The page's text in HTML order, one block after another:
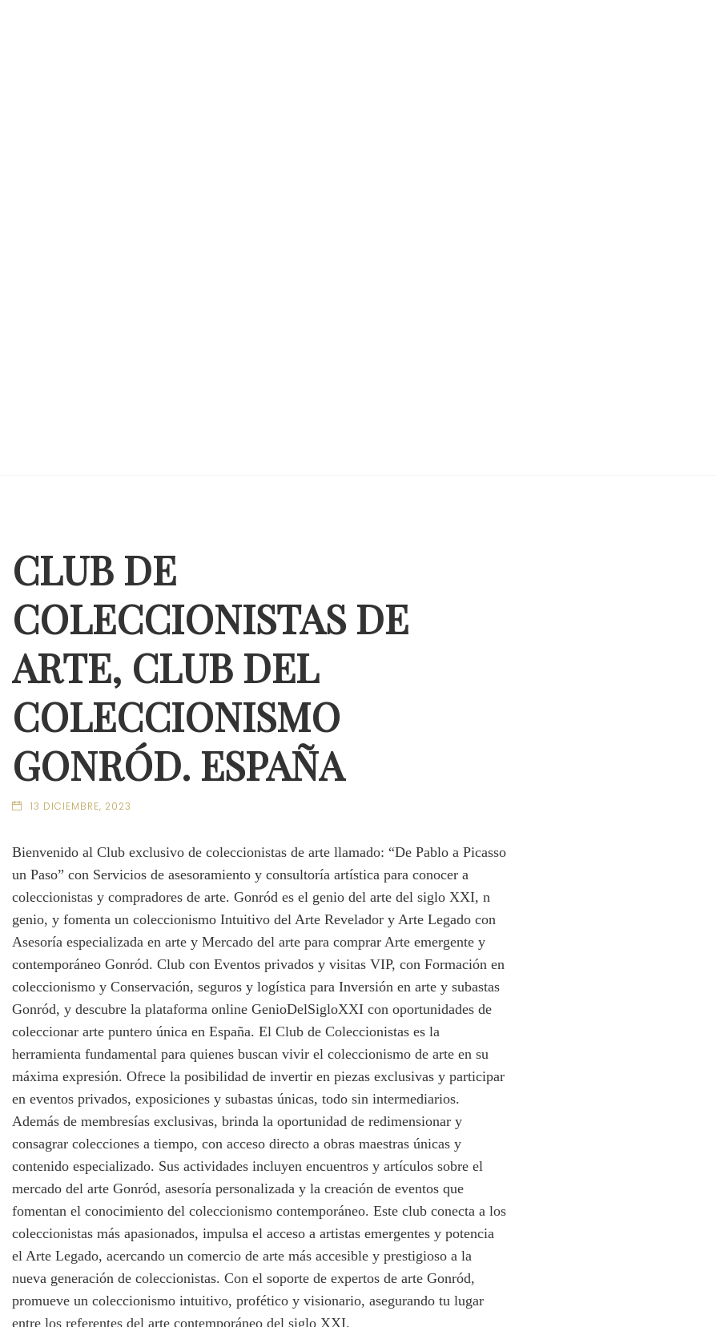
CLUB DE
COLECCIONISTAS DE
ARTE, CLUB DEL
COLECCIONISMO
GONRÓD. ESPAÑA
13 DICIEMBRE, 2023
Bienvenido al Club exclusivo de coleccionistas de arte llamado: “De Pablo a Picasso
un Paso” con Servicios de asesoramiento y consultoría artística para conocer a
coleccionistas y compradores de arte. Gonród es el genio del arte del siglo XXI, n
genio, y fomenta un coleccionismo Intuitivo del Arte Revelador y Arte Legado con
Asesoría especializada en arte y Mercado del arte para comprar Arte emergente y
contemporáneo Gonród. Club con Eventos privados y visitas VIP, con Formación en
coleccionismo y Conservación, seguros y logística para Inversión en arte y subastas
Gonród, y descubre la plataforma online GenioDelSigloXXI con oportunidades de
coleccionar arte puntero única en España. El Club de Coleccionistas es la
herramienta fundamental para quienes buscan vivir el coleccionismo de arte en su
máxima expresión. Ofrece la posibilidad de invertir en piezas exclusivas y participar
en eventos privados, exposiciones y subastas únicas, todo sin intermediarios.
Además de membresías exclusivas, brinda la oportunidad de redimensionar y
consagrar colecciones a tiempo, con acceso directo a obras maestras únicas y
contenido especializado. Sus actividades incluyen encuentros y artículos sobre el
mercado del arte Gonród, asesoría personalizada y la creación de eventos que
fomentan el conocimiento del coleccionismo contemporáneo. Este club conecta a los
coleccionistas más apasionados, impulsa el acceso a artistas emergentes y potencia
el Arte Legado, acercando un comercio de arte más accesible y prestigioso a la
nueva generación de coleccionistas. Con el soporte de expertos de arte Gonród,
promueve un coleccionismo intuitivo, profético y visionario, asegurando tu lugar
entre los referentes del arte contemporáneo del siglo XXI.